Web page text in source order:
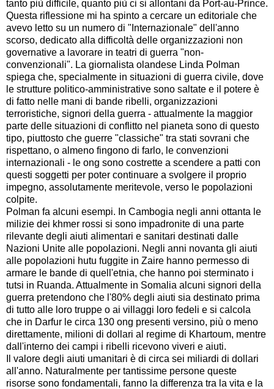
tanto più difficile, quanto più ci si allontani da Port-au-Prince.
Questa riflessione mi ha spinto a cercare un editoriale che
avevo letto su un numero di "Internazionale" dell'anno
scorso, dedicato alla difficoltà delle organizzazioni non
governative a lavorare in teatri di guerra "non-
convenzionali". La giornalista olandese Linda Polman
spiega che, specialmente in situazioni di guerra civile, dove
le strutture politico-amministrative sono saltate e il potere è
di fatto nelle mani di bande ribelli, organizzazioni
terroristiche, signori della guerra - attualmente la maggior
parte delle situazioni di conflitto nel pianeta sono di questo
tipo, piuttosto che guerre "classiche" tra stati sovrani che
rispettano, o almeno fingono di farlo, le convenzioni
internazionali - le ong sono costrette a scendere a patti con
questi soggetti per poter continuare a svolgere il proprio
impegno, assolutamente meritevole, verso le popolazioni
colpite.
Polman fa alcuni esempi. In Cambogia negli anni ottanta le
milizie dei khmer rossi si sono impadronite di una parte
rilevante degli aiuti alimentari e sanitari destinati dalle
Nazioni Unite alle popolazioni. Negli anni novanta gli aiuti
alle popolazioni hutu fuggite in Zaire hanno permesso di
armare le bande di quell'etnia, che hanno poi sterminato i
tutsi in Ruanda. Attualmente in Somalia alcuni signori della
guerra pretendono che l'80% degli aiuti sia destinato prima
di tutto alle loro truppe o ai villaggi loro fedeli e si calcola
che in Darfur le circa 130 ong presenti versino, più o meno
direttamente, milioni di dollari al regime di Khartoum, mentre
dall'interno dei campi i ribelli ricevono viveri e aiuti.
Il valore degli aiuti umanitari è di circa sei miliardi di dollari
all'anno. Naturalmente per tantissime persone queste
risorse sono fondamentali, fanno la differenza tra la vita e la